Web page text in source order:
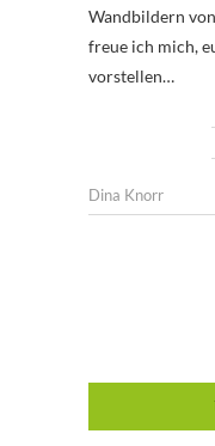
Wandbildern
freue ich mich,
vorstellen…
Dina Knorr